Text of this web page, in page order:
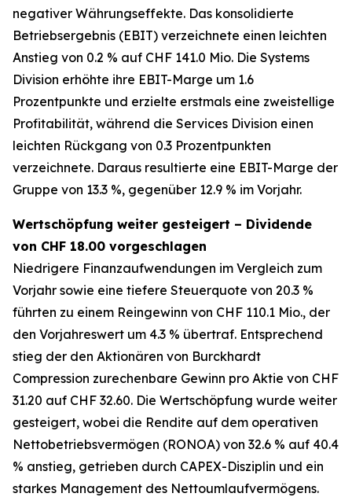
negativer Währungseffekte. Das konsolidierte
Betriebsergebnis (EBIT) verzeichnete einen leichten
Anstieg von 0.2 % auf CHF 141.0 Mio. Die Systems
Division erhöhte ihre EBIT-Marge um 1.6
Prozentpunkte und erzielte erstmals eine zweistellige
Profitabilität, während die Services Division einen
leichten Rückgang von 0.3 Prozentpunkten
verzeichnete. Daraus resultierte eine EBIT-Marge der
Gruppe von 13.3 %, gegenüber 12.9 % im Vorjahr.
Wertschöpfung weiter gesteigert – Dividende
von CHF 18.00 vorgeschlagen
Niedrigere Finanzaufwendungen im Vergleich zum
Vorjahr sowie eine tiefere Steuerquote von 20.3 %
führten zu einem Reingewinn von CHF 110.1 Mio., der
den Vorjahreswert um 4.3 % übertraf. Entsprechend
stieg der den Aktionären von Burckhardt
Compression zurechenbare Gewinn pro Aktie von CHF
31.20 auf CHF 32.60. Die Wertschöpfung wurde weiter
gesteigert, wobei die Rendite auf dem operativen
Nettobetriebsvermögen (RONOA) von 32.6 % auf 40.4
% anstieg, getrieben durch CAPEX-Disziplin und ein
starkes Management des Nettoumlaufvermögens.